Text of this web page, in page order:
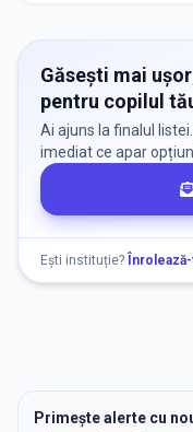
Găsești mai
pentru copilul
Ai ajuns la finalul
imediat ce apar
Ești instituție?
Primește alerte cu